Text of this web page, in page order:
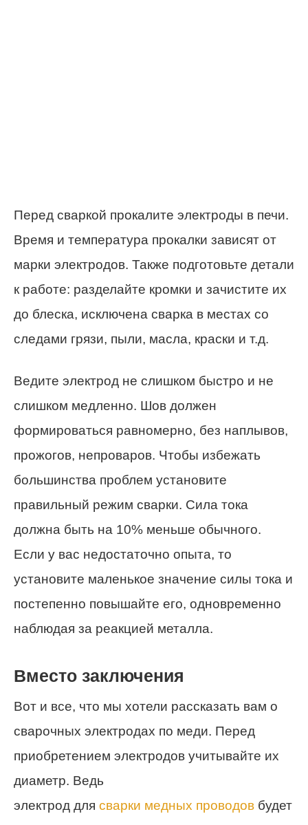
Перед сваркой прокалите электроды в печи.
Время и температура прокалки зависят от
марки электродов. Также подготовьте детали
к работе: разделайте кромки и зачистите их
до блеска, исключена сварка в местах со
следами грязи, пыли, масла, краски и т.д.
Ведите электрод не слишком быстро и не
слишком медленно. Шов должен
формироваться равномерно, без наплывов,
прожогов, непроваров. Чтобы избежать
большинства проблем установите
правильный режим сварки. Сила тока
должна быть на 10% меньше обычного.
Если у вас недостаточно опыта, то
установите маленькое значение силы тока и
постепенно повышайте его, одновременно
наблюдая за реакцией металла.
Вместо заключения
Вот и все, что мы хотели рассказать вам о
сварочных электродах по меди. Перед
приобретением электродов учитывайте их
диаметр. Ведь
электрод для сварки медных проводов будет